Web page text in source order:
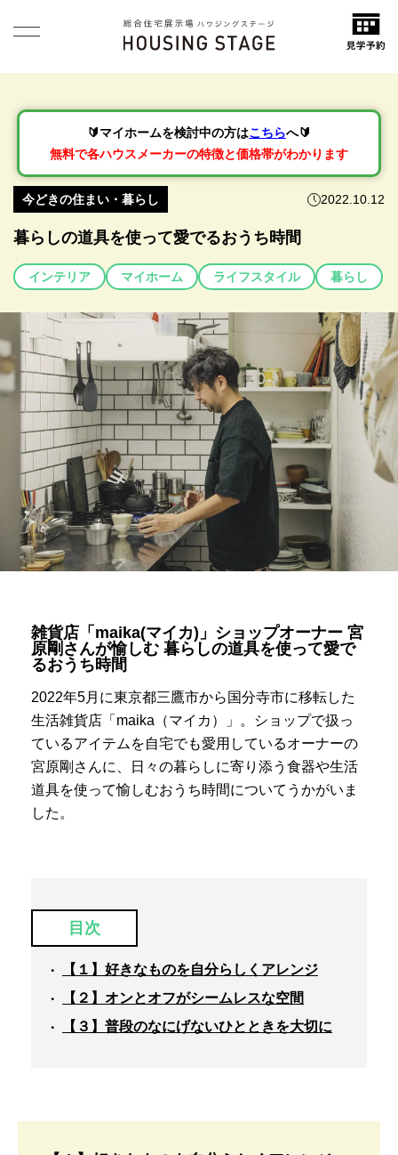
🔰マイホームを検討中の方はこちらへ🔰
無料で各ハウスメーカーの特徴と価格帯がわかります
今どきの住まい・暮らし 2022.10.12
暮らしの道具を使って愛でるおうち時間
インテリア マイホーム ライフスタイル 暮らし
雑貨店「maika(マイカ)」ショップオーナー 宮
原剛さんが愉しむ 暮らしの道具を使って愛で
るおうち時間
2022年5月に東京都三鷹市から国分寺市に移転した
生活雑貨店「maika（マイカ）」。ショップで扱っ
ているアイテムを自宅でも愛用しているオーナーの
宮原剛さんに、日々の暮らしに寄り添う食器や生活
道具を使って愉しむおうち時間についてうかがいま
した。
目次
【１】好きなものを自分らしくアレンジ
【２】オンとオフがシームレスな空間
【３】普段のなにげないひとときを大切に